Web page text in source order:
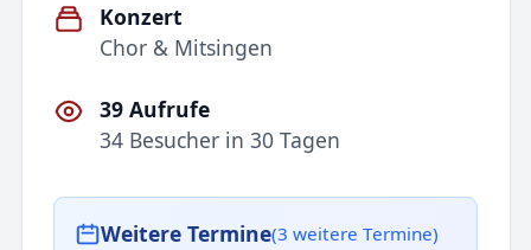
Konzert
Chor & Mitsingen
39 Aufrufe
34 Besucher in 30 Tagen
Weitere Termine(3 weitere Termine)